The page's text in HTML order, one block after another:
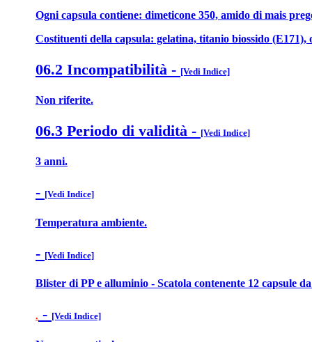
Ogni capsula contiene: dimeticone 350, amido di mais
Costituenti della capsula: gelatina, titanio biossido
06.2 Incompatibilità - [Vedi Indice]
Non riferite.
06.3 Periodo di validità - [Vedi Indice]
3 anni.
- [Vedi Indice]
Temperatura ambiente.
- [Vedi Indice]
Blister di PP e alluminio - Scatola contenente 12 capsule
. - [Vedi Indice]